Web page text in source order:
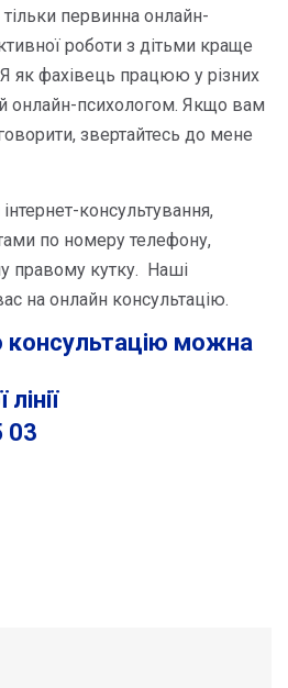
первинна онлайн-
роботи з дітьми краще
як фахівець працюю у різних
онлайн-психологом. Якщо вам
звертайтесь до мене
консультування,
по номеру телефону,
правому кутку. Наші
на онлайн консультацію.
можна
03